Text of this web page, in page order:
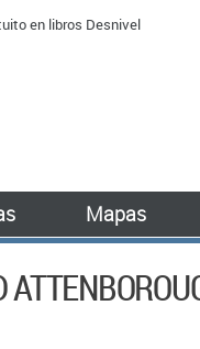
en libros Desnivel
Mapas